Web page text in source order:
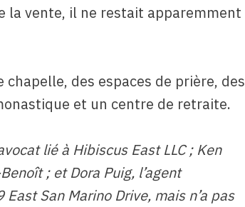
la vente, il ne restait apparemment
des espaces de prière, des
et un centre de retraite.
lié à Hibiscus East LLC ; Ken
; et Dora Puig, l’agent
San Marino Drive, mais n’a pas